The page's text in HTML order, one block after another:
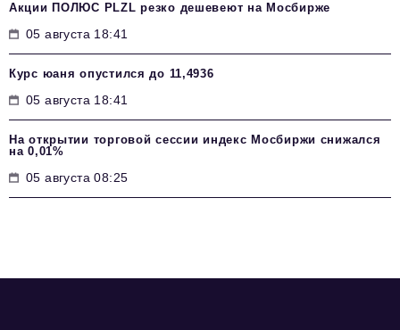
Акции ПОЛЮС PLZL резко дешевеют на Мосбирже
05 августа 18:41
Курс юаня опустился до 11,4936
05 августа 18:41
На открытии торговой сессии индекс Мосбиржи снижался
на 0,01%
05 августа 08:25